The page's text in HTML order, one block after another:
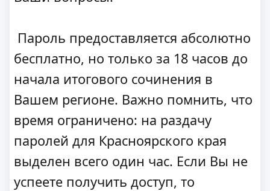
Пароль предоставляется абсолютно
бесплатно, но только за 18 часов до
начала итогового сочинения в
Вашем регионе. Важно помнить, что
время ограничено: на раздачу
паролей для Красноярского края
выделен всего один час. Если Вы не
успеете получить доступ, то